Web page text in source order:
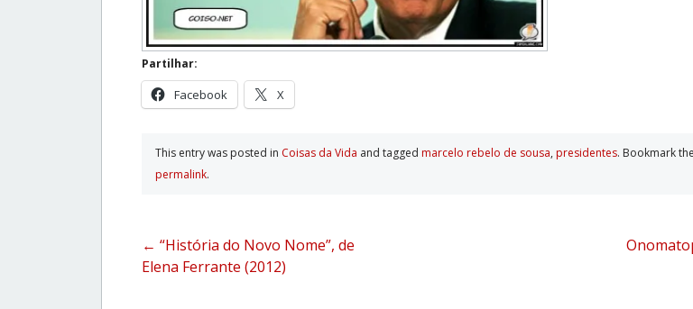
Partilhar:
Facebook X
This entry was posted in Coisas da Vida and tagged marcelo rebelo de sousa, presidentes. Bookmark the
permalink.
Post
navigation
← “História do Novo Nome”, de
Elena Ferrante (2012)